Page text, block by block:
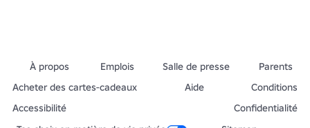
À propos Emplois Salle de presse
Parents
Acheter des cartes-cadeaux
Aide
Conditions
Accessibilité
Confidentialité